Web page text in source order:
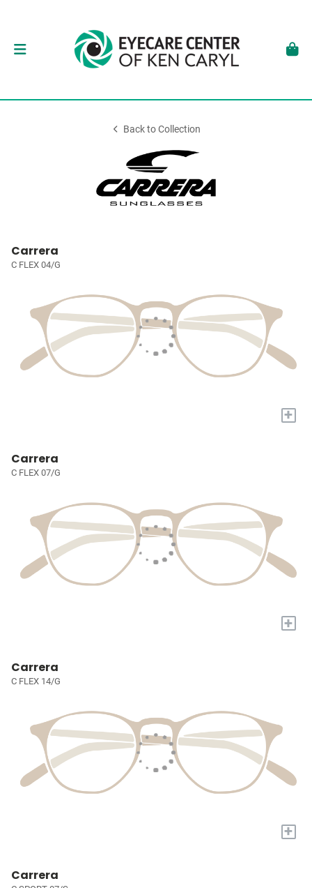
Back to Collection
Carrera
C FLEX 04/G
+
Carrera
C FLEX 07/G
+
Carrera
C FLEX 14/G
+
Carrera